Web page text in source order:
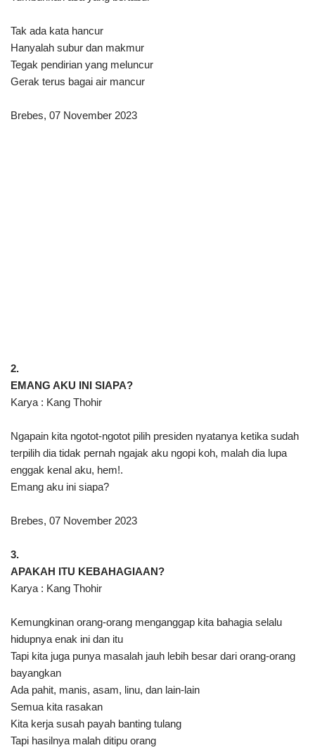
Tak ada kata hancur
Hanyalah subur dan makmur
Tegak pendirian yang meluncur
Gerak terus bagai air mancur
Brebes, 07 November 2023
2.
EMANG AKU INI SIAPA?
Karya : Kang Thohir
Ngapain kita ngotot-ngotot pilih presiden nyatanya ketika sudah
terpilih dia tidak pernah ngajak aku ngopi koh, malah dia lupa
enggak kenal aku, hem!.
Emang aku ini siapa?
Brebes, 07 November 2023
3.
APAKAH ITU KEBAHAGIAAN?
Karya : Kang Thohir
Kemungkinan orang-orang menganggap kita bahagia selalu
hidupnya enak ini dan itu
Tapi kita juga punya masalah jauh lebih besar dari orang-orang
bayangkan
Ada pahit, manis, asam, linu, dan lain-lain
Semua kita rasakan
Kita kerja susah payah banting tulang
Tapi hasilnya malah ditipu orang